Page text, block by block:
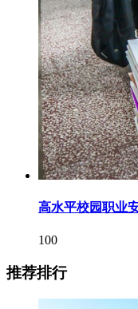
高水平校园职业
100
推荐排行